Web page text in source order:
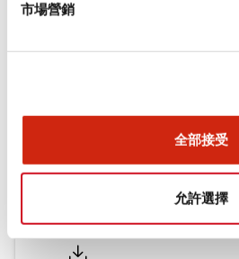
市場營銷
全部接受
允許選擇
認證與標準
Flush Silhouette LW系列 控制
2025/09/19.PDF1.23MB